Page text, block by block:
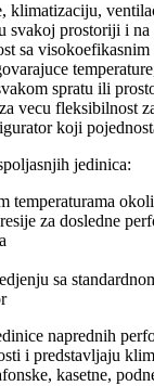
klimatizaciju,
svakoj prostoriji i na
sa
spratu ili
vecu fleksibilnost
koji
jedinica:
temperaturama
za dosledne
sa
naprednih
i predstavljaju
kasetne,